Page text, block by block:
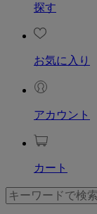
探す
お気に入り
アカウント
カート